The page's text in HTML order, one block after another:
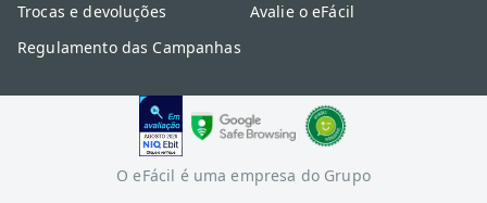
Trocas e devoluções
Regulamento das Campanhas
Avalie o eFácil
O eFácil é uma empresa do Grupo